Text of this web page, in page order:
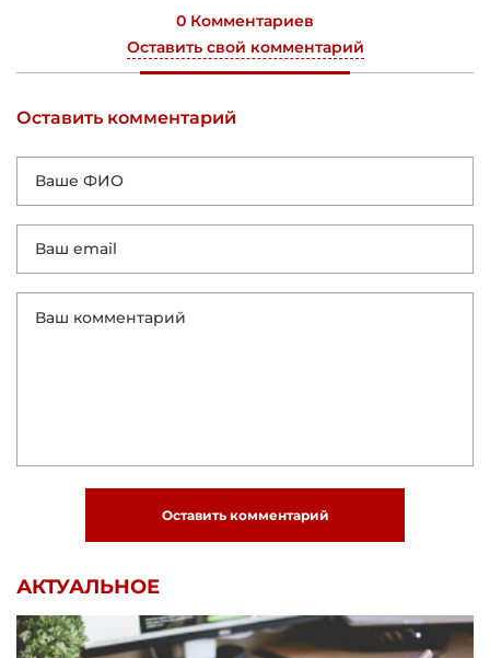
0 Комментариев
Оставить свой комментарий
Оставить комментарий
Оставить комментарий
АКТУАЛЬНОЕ